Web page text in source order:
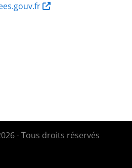
- Tous droits réservés